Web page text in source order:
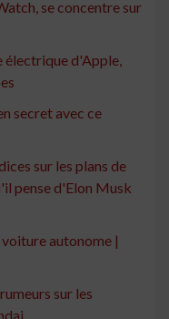
se concentre sur
électrique d'Apple,
secret avec ce
sur les plans de
pense d'Elon Musk
autonome |
sur les